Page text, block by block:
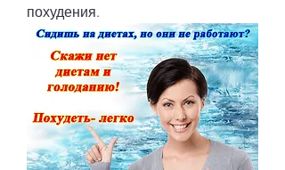
похудения.